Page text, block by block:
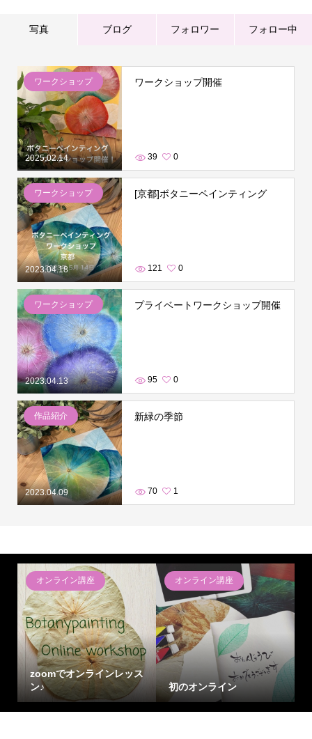
写真 ブログ フォロワー フォロー中
2025.02.14
ワークショップ ワークショップ開催
39 0
2023.04.18
ワークショップ [京都]ボタニーペインティング
121 0
2023.04.13
ワークショップ プライベートワークショップ開催
95 0
2023.04.09
作品紹介 新緑の季節
70 1
オンライン講座
zoomでオンラインレッス
ン♪
オンライン講座
初のオンライン